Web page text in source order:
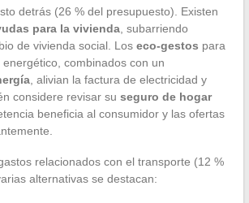
detrás (26 % del presupuesto). Existen
para la vivienda, subarriendo
de vivienda social. Los eco-gestos para
combinados con un
, alivian la factura de electricidad y
considere revisar su seguro de hogar
beneficia al consumidor y las ofertas
relacionados con el transporte (12 %
alternativas se destacan: